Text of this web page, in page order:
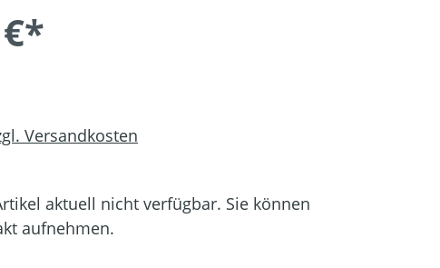
Versandkosten
aktuell nicht verfügbar. Sie können
aufnehmen.